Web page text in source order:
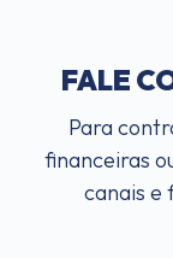
FALE
Para
financeiras
canais e